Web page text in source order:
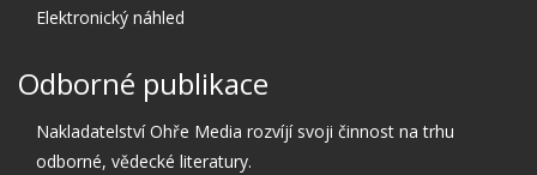
Elektronický náhled
Odborné publikace
Nakladatelství Ohře Media rozvíjí svoji činnost na trhu
odborné, vědecké literatury.